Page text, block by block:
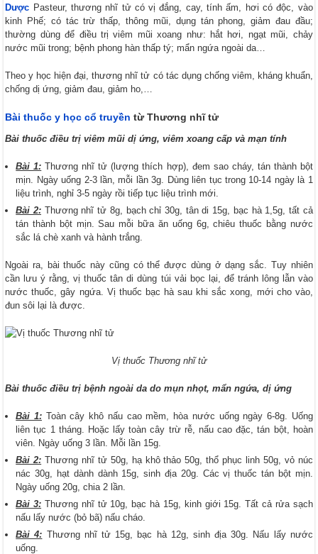
Dược Pasteur, thương nhĩ tử có vị đắng, cay, tính ấm, hơi có độc, vào
kinh Phế; có tác trừ thấp, thông mũi, dụng tán phong, giảm đau đầu;
thường dùng để điều trị viêm mũi xoang như: hắt hơi, ngạt mũi, chảy
nước mũi trong; bệnh phong hàn thấp tý; mẩn ngứa ngoài da…
Theo y học hiện đại, thương nhĩ tử có tác dụng chống viêm, kháng khuẩn,
chống dị ứng, giảm đau, giảm ho,…
Bài thuốc y học cổ truyền từ Thương nhĩ tử
Bài thuốc điều trị viêm mũi dị ứng, viêm xoang cấp và mạn tính
Bài 1: Thương nhĩ tử (lượng thích hợp), đem sao cháy, tán thành bột
mịn. Ngày uống 2-3 lần, mỗi lần 3g. Dùng liên tục trong 10-14 ngày là 1
liệu trình, nghỉ 3-5 ngày rồi tiếp tục liệu trình mới.
Bài 2:Thương nhĩ tử 8g, bạch chỉ 30g, tân di 15g, bạc hà 1,5g, tất cả
tán thành bột mịn. Sau mỗi bữa ăn uống 6g, chiêu thuốc bằng nước
sắc lá chè xanh và hành trắng.
Ngoài ra, bài thuốc này cũng có thể được dùng ở dạng sắc. Tuy nhiên
cần lưu ý rằng, vị thuốc tân di dùng túi vải bọc lại, để tránh lông lẫn vào
nước thuốc, gây ngứa. Vị thuốc bạc hà sau khi sắc xong, mới cho vào,
đun sôi lại là được.
Vị thuốc Thương nhĩ tử
Bài thuốc điều trị bệnh ngoài da do mụn nhọt, mẩn ngứa, dị ứng
Bài 1:Toàn cây khô nấu cao mềm, hòa nước uống ngày 6-8g. Uống
liên tục 1 tháng. Hoặc lấy toàn cây trừ rễ, nấu cao đặc, tán bột, hoàn
viên. Ngày uống 3 lần. Mỗi lần 15g.
Bài 2: Thương nhĩ tử 50g, hạ khô thảo 50g, thổ phục linh 50g, vỏ núc
nác 30g, hạt dành dành 15g, sinh địa 20g. Các vị thuốc tán bột mịn.
Ngày uống 20g, chia 2 lần.
Bài 3: Thương nhĩ tử 10g, bạc hà 15g, kinh giới 15g. Tất cả rửa sạch
nấu lấy nước (bỏ bã) nấu cháo.
Bài 4: Thương nhĩ tử 15g, bạc hà 12g, sinh địa 30g. Nấu lấy nước
uống.